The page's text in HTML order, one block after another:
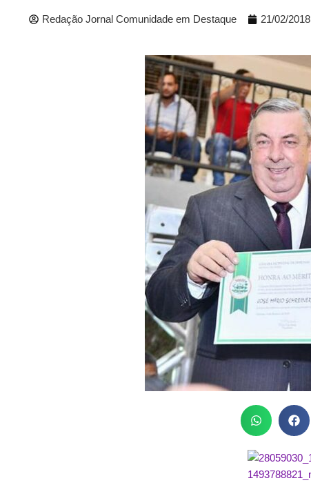
Redação Jornal Comunidade em Destaque 21/02/2018